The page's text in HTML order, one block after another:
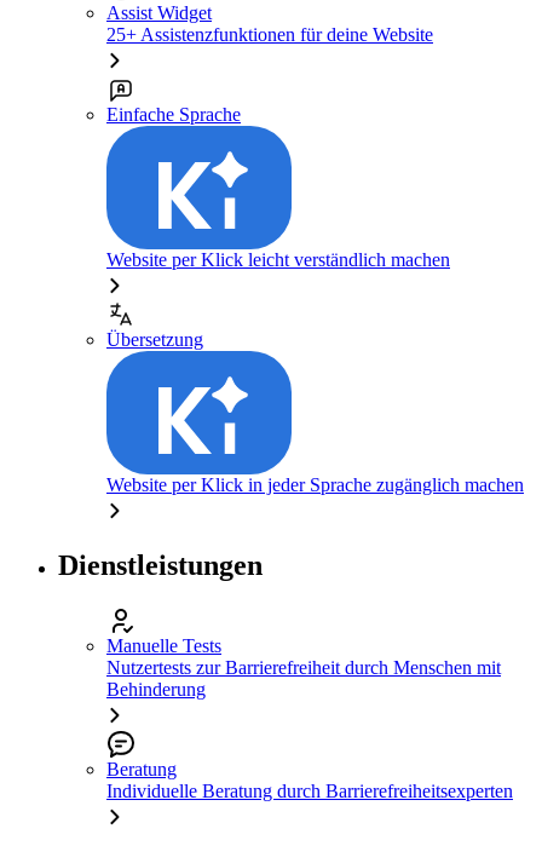
Assist Widget
25+ Assistenzfunktionen für deine Website
Einfache Sprache
Website per Klick leicht verständlich machen
Übersetzung
Website per Klick in jeder Sprache zugänglich machen
Dienstleistungen
Manuelle Tests
Nutzertests zur Barrierefreiheit durch Menschen mit
Behinderung
Beratung
Individuelle Beratung durch Barrierefreiheitsexperten